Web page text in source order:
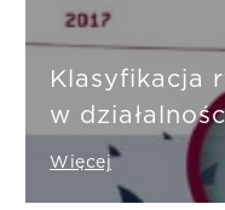
Klasyfikacja
w
ubezpieczeń
Więcej